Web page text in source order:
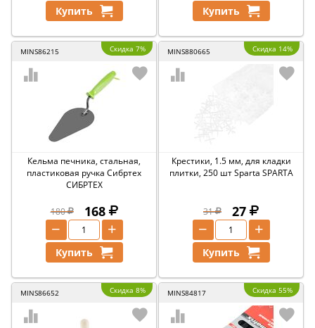
Купить Купить
MINS86215 Скидка 7%
Кельма печника, стальная,
пластиковая ручка Сибртех
СИБРТЕХ
180 168
+
−
Купить
MINS880665 Скидка 14%
Крестики, 1.5 мм, для кладки
плитки, 250 шт Sparta SPARTA
31 27
+
−
Купить
MINS86652 Скидка 8% MINS84817 Скидка 55%